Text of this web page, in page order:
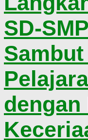
SD-
dengan